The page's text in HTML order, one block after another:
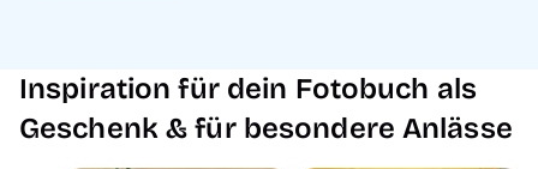
Inspiration für dein Fotobuch als
Geschenk & für besondere Anlässe